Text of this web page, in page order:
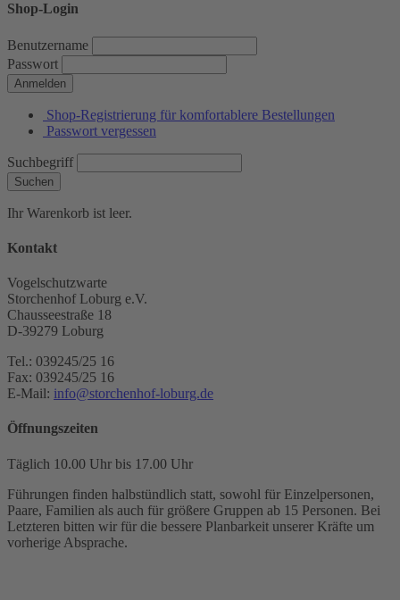
Shop-Login
Benutzername
Passwort
Anmelden
Shop-Registrierung für komfortablere Bestellungen
Passwort vergessen
Suchbegriff
Suchen
Ihr Warenkorb ist leer.
Kontakt
Vogelschutzwarte
Storchenhof Loburg e.V.
Chausseestraße 18
D-39279 Loburg
Tel.: 039245/25 16
Fax: 039245/25 16
E-Mail: info@storchenhof-loburg.de
Öffnungszeiten
Täglich 10.00 Uhr bis 17.00 Uhr
Führungen finden halbstündlich statt, sowohl für Einzelpersonen,
Paare, Familien als auch für größere Gruppen ab 15 Personen. Bei
Letzteren bitten wir für die bessere Planbarkeit unserer Kräfte um
vorherige Absprache.